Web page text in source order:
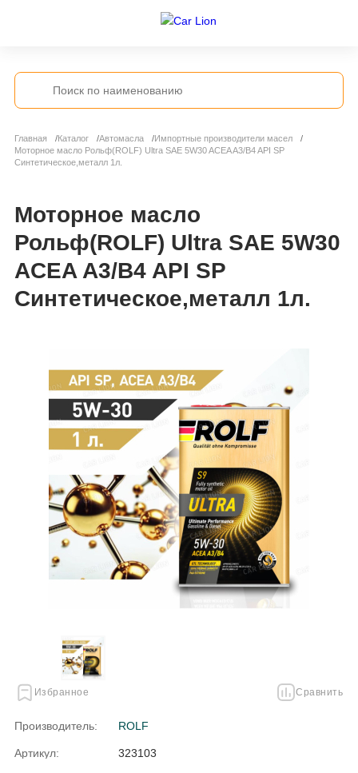
Главная Каталог Автомасла
Импортные производители масел
Моторное масло Рольф(ROLF) Ultra SAE 5W30 ACEA A3/B4 API SP
Синтетическое,металл 1л.
Моторное масло
Рольф(ROLF) Ultra SAE 5W30
ACEA A3/B4 API SP
Синтетическое,металл 1л.
Избранное Сравнить
Производитель: ROLF
Артикул: 323103